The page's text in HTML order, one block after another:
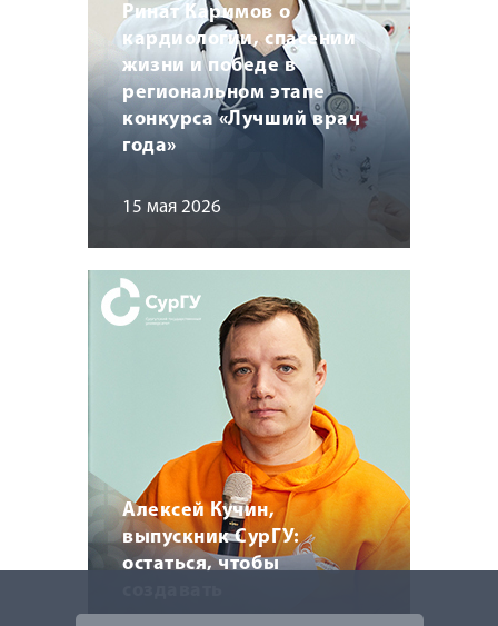
Ринат Каримов о
кардиологии, спасении
жизни и победе в
региональном этапе
конкурса «Лучший врач
года»
15 мая 2026
Алексей Кучин,
выпускник СурГУ:
остаться, чтобы